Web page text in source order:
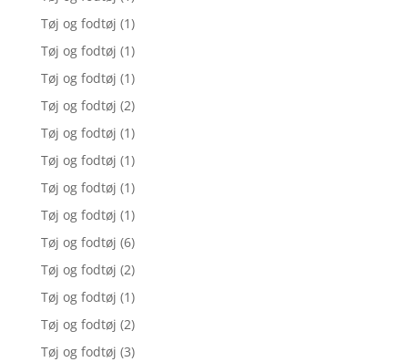
Tøj og fodtøj (1)
Tøj og fodtøj (1)
Tøj og fodtøj (1)
Tøj og fodtøj (2)
Tøj og fodtøj (1)
Tøj og fodtøj (1)
Tøj og fodtøj (1)
Tøj og fodtøj (1)
Tøj og fodtøj (6)
Tøj og fodtøj (2)
Tøj og fodtøj (1)
Tøj og fodtøj (2)
Tøj og fodtøj (3)